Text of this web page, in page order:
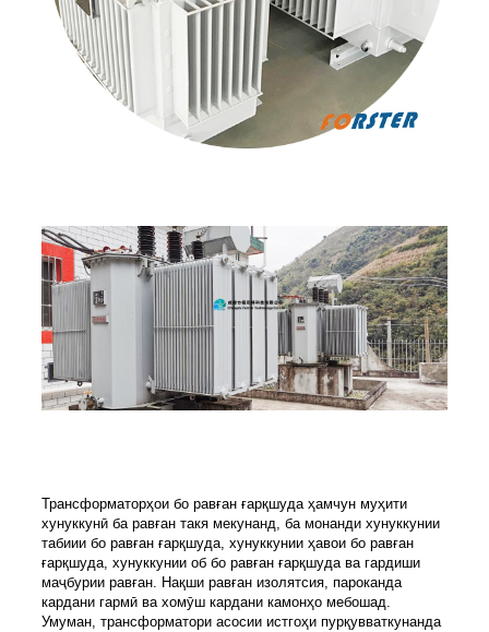
Трансформаторҳои бо равған ғарқшуда ҳамчун муҳити
хунуккунӣ ба равған такя мекунанд, ба монанди хунуккунии
табиии бо равған ғарқшуда, хунуккунии ҳавои бо равған
ғарқшуда, хунуккунии об бо равған ғарқшуда ва гардиши
маҷбурии равған. Нақши равған изолятсия, пароканда
кардани гармӣ ва хомӯш кардани камонҳо мебошад.
Умуман, трансформатори асосии истгоҳи пурқувваткунанда